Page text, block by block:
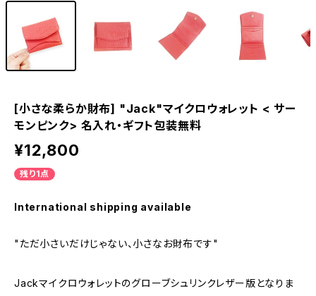
[小さな柔らか財布] "Jack"マイクロウォレット < サー
モンピンク> 名入れ・ギフト包装無料
¥12,800
残り1点
International shipping available
"ただ小さいだけじゃない、小さなお財布です"
Jackマイクロウォレットのグローブシュリンクレザー版となりま